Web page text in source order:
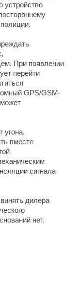
устройство
При появлении
перейти
GPS/GSM-
угона.
вместе
сигнала
дилера
нет.